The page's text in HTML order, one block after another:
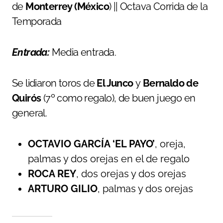
de Monterrey (México) || Octava Corrida de la
Temporada
Entrada: Media entrada.
Se lidiaron toros deEl Juncoy Bernaldo de
Quirós(7º como regalo), de buen juego en
general.
OCTAVIO GARCÍA ‘EL PAYO’, oreja,
palmas y dos orejas en el de regalo
ROCA REY, dos orejas y dos orejas
ARTURO GILIO, palmas y dos orejas